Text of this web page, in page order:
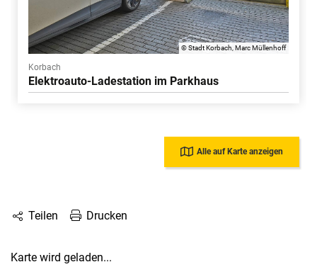
© Stadt Korbach, Marc Müllenhoff
Korbach
Elektroauto-Ladestation im Parkhaus
Alle auf Karte anzeigen
Teilen Drucken
Karte wird geladen...